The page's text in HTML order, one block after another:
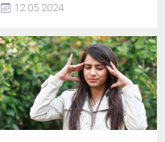
olan Galatasaray bitime iki
ilan edebilir.
12.05.2024